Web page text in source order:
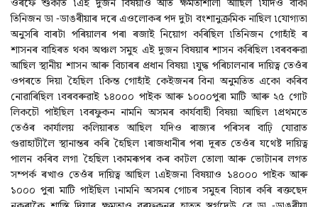
তিনিজন ডা -ডাঙৰীয়াৰ দৰে এওলোকৰ পদ দুটা বংশানুক্ৰমিক নাছিল ৷যোগ্যতা
অনুসৰি বাৰটা পৰিয়ালৰ পৰা ৰজাই নিয়োগ কৰিছিল ৷তিনিজন গোহাঁই ৰ
শাসনৰ বাহিৰত থকা অঞ্চল সমুহ এই দুজন বিষয়াৰ শাসন কৰিছিল ৷বৰবৰুৱা
আছিল স্থানীয় শাসন আৰু বিচাৰৰ প্ৰধান বিষয়া ৷যুদ্ধ পৰিচালনাৰ দায়িত্ব তেওঁৰ
ওপৰতে দিয়া হৈছিল ৷কিন্ত গোহাঁই কেইজনৰ বিনা অনুমতিত একো কৰিব
নোৱাৰিছিল ৷বৰবৰুৱাই ১৪০০০ পাইক আৰু ১০০০পুৰা মাটি আৰু ২৫ গোট
লিকচৌ পাইছিল ৷বৰফুকন নামনি অসমৰ কাৰ্যবাহী বিষয়া আছিল ৷প্ৰথমতে
তেওঁৰ কাৰ্যালয় কলিয়াৰত আছিল যদিও ৰাজ্যৰ পৰিসৰ বাঢ়ি যোৱাত
গুৱাহাটীলৈ স্থানান্তৰ কৰি হৈছিল ৷ৰাজধানীৰ পৰা দূৰত তেওঁৰ যথেষ্ট দায়িত্ব
পালন কৰিব লগা হৈছিল ৷কামৰূপৰ কৰ কাটল তোলা আৰু ভোটানৰ লগত
সম্পৰ্ক ৰখাও তেওঁৰ দায়িত্ব আছিল ৷এইজনা বিষয়াও ১৪০০০ পাইক আৰু
১০০০ পুৰা মাটি পাইছিল ৷নামনি অসমৰ গোচৰ সমুহৰ বিচাৰ কৰি ৰক্তছেদ